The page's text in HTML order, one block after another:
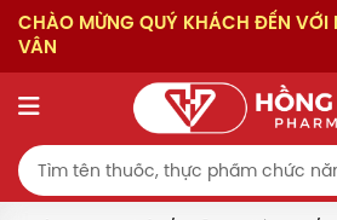
CHÀO MỪNG QUÝ KHÁCH ĐẾN VỚI
VÂN